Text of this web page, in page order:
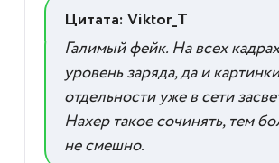
Цитата: Viktor_T
Галимый фейк. На всех
уровень заряда, да и
отдельности уже в сети
Нахер такое сочинять, тем
не смешно.